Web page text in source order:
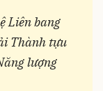
Liên bang
Thành tựu
lượng